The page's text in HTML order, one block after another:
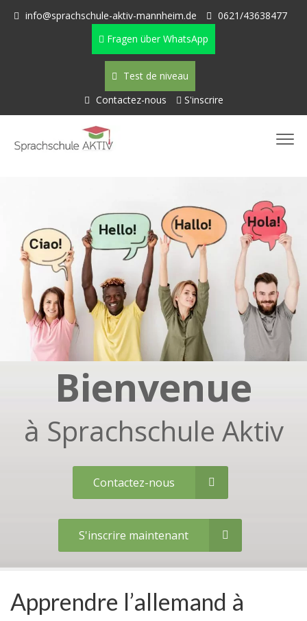
info@sprachschule-aktiv-mannheim.de
0621/43638477
Fragen über WhatsApp
Test de niveau
Contactez-nous
S'inscrire
Bienvenue
à Sprachschule Aktiv
Contactez-nous
S'inscrire maintenant
Apprendre l’allemand à